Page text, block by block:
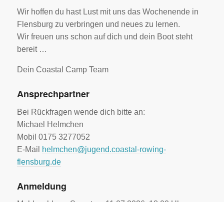
Wir hoffen du hast Lust mit uns das Wochenende in
Flensburg zu verbringen und neues zu lernen.
Wir freuen uns schon auf dich und dein Boot steht
bereit …
Dein Coastal Camp Team
Ansprechpartner
Bei Rückfragen wende dich bitte an:
Michael Helmchen
Mobil 0175 3277052
E-Mail
helmchen@jugend.coastal-rowing-
flensburg.de
Anmeldung